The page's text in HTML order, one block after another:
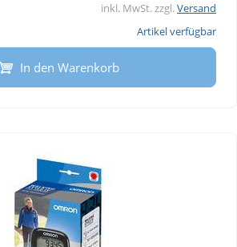
inkl. MwSt. zzgl.Versand
Artikel verfügbar
In den Warenkorb